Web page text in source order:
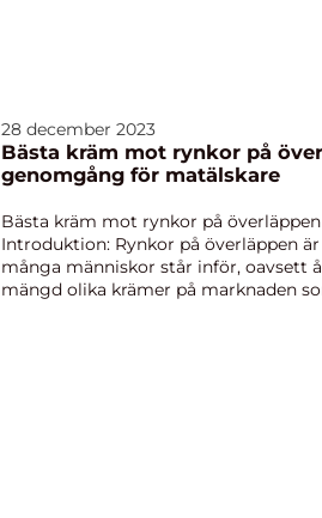
28 december 2023
Bästa kräm mot rynkor på
genomgång för matälskare
Bästa kräm mot rynkor på
Introduktion: Rynkor på överläppen
många människor står inför, oavsett
mängd olika krämer på marknaden